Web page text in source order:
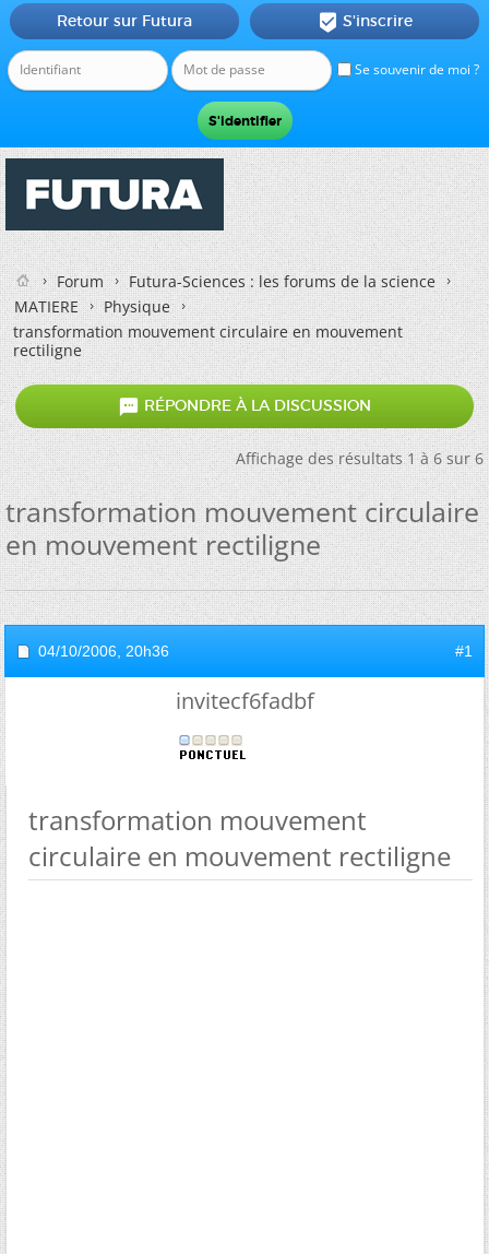
Se souvenir de moi ?
Retour sur Futura  S'inscrire
Forum
Futura-Sciences : les forums de la science
MATIERE
Physique
transformation mouvement circulaire en mouvement
rectiligne
 RÉPONDRE À LA DISCUSSION
Affichage des résultats 1 à 6 sur 6
transformation mouvement circulaire
en mouvement rectiligne
04/10/2006, 20h36 #1
invitecf6fadbf
transformation mouvement
circulaire en mouvement rectiligne